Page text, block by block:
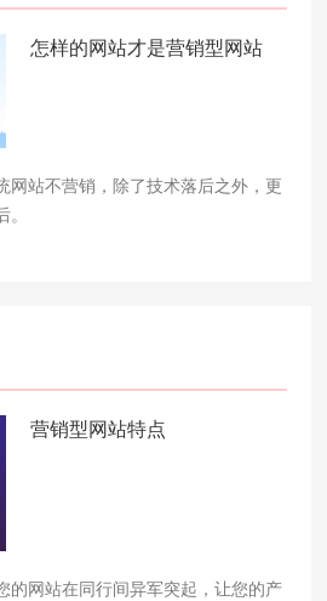
怎样的网站才是营销型网站
网站不营销，除了技术落后之外，更
。
营销型网站特点
的网站在同行间异军突起，让您的产